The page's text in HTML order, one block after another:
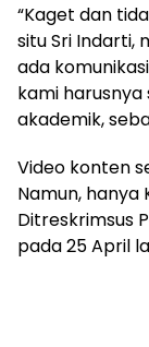
“Kaget dan
situ Sri Indarti,
ada
kami
akademik,
Video konten
Namun, hanya
Ditreskrimsus
pada 25 April